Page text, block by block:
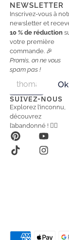
NEWSLETTER
Inscrivez-vous à
newsletter et
10 % de réduction
votre première
commande. 🎉
Promis, on ne vous
spam pas !
a
i
l
a
i
l
*
Ok
SUIVEZ-NOUS
Explorez l’inconnu,
découvrez
l’abandonné ! 🕵️‍♂️